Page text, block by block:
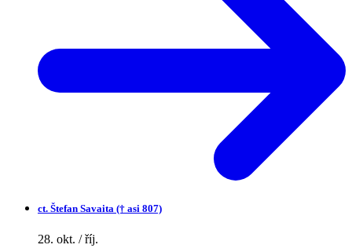
ct. Štefan Savaita († asi 807)
28. okt. / říj.